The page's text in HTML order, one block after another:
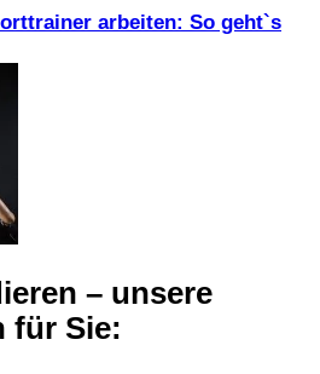
arbeiten: So geht`s
– unsere
für Sie: